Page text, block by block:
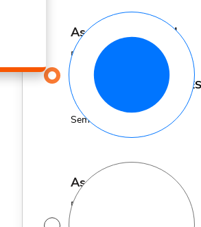
assinatura mensal
Por apenas
R$ 29,90 MÊS
Sem fidelidade
assinatura anual
Por apenas 12x de